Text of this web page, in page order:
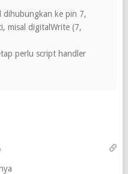
dihubungkan ke pin 7,
misal digitalWrite (7,
perlu script handler